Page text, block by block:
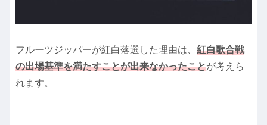
フルーツジッパーが紅白落選した理由は、 紅白歌合戦
の出場基準を満たすことが出来なかったことが考えら
れます。